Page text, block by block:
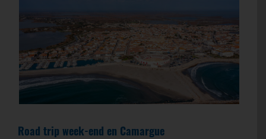
Road trip week-end en Camargue